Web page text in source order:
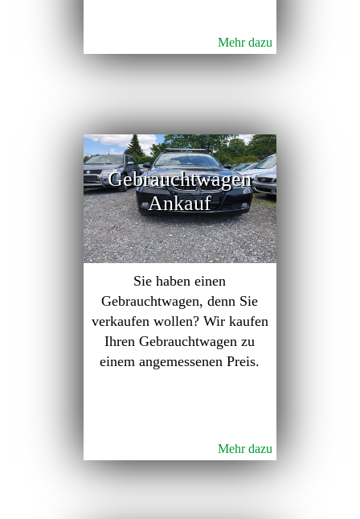
Mehr dazu
Gebrauchtwagen
Ankauf
Sie haben einen
Gebrauchtwagen, denn Sie
verkaufen wollen? Wir kaufen
Ihren Gebrauchtwagen zu
einem angemessenen Preis.
Mehr dazu